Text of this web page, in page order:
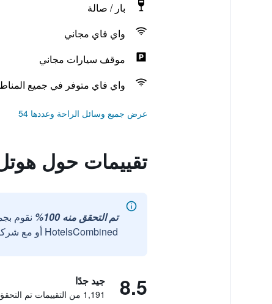
بار / صالة
واي فاي مجاني
موقف سيارات مجاني
واي فاي متوفر في جميع
عرض جميع وسائل الراحة وعددها 54
تقييمات حول
تم التحقق منه 100%
نقوم
HotelsCombined أو مع شركائنا الخارجيين الموثوقين.
8.5 جيد جدًا
1,191 من التقييمات تم التحقق منها